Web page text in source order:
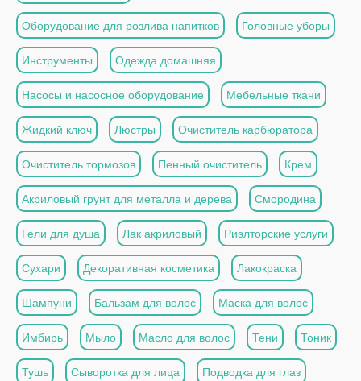
Оборудование для розлива напитков Головные уборы
Инструменты Одежда домашняя
Насосы и насосное оборудование Мебельные ткани
Жидкий ключ Люстры Очиститель карбюратора
Очиститель тормозов Пенный очиститель Крем
Акриловый грунт для металла и дерева Смородина
Гели для душа Лак акриловый Риэлторские услуги
Сухари Декоративная косметика Лакокраска
Шампуни Бальзам для волос Маска для волос
Имбирь Мыло Масло для волос Тени Тоник
Тушь Сыворотка для лица Подводка для глаз